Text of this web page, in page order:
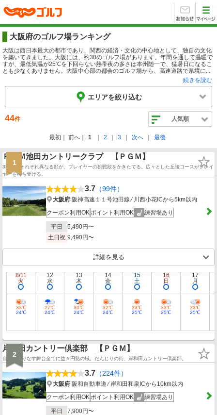
大阪府のゴルフ場ランキング
大阪は西日本最大の都市であり、関西の経済・文化の中心地として、独自の文化
を築いてきました。大阪には、約30のゴルフ場があります。年間を通して温暖で
すが、最低気温が25℃を下回らない熱帯夜の多さは本州随一で、猛暑日になるこ
とも少なくありません。大阪中心部の都会のゴルフ場から、高速道路で県境に...
続きを読む
エリアを絞り込む
44件 人気順
最初 前へ 1 2 3 次へ 最後
1
ＰＧＭ池田カントリークラブ 【ＰＧＭ】
3種類のそれぞれ異なる顔が、プレイヤーの挑戦欲をかきたてる。広々とした丘陵コースがプレイ
ヤーを待ち受ける。
3.7 （99件）
大阪府 阪神高速１１号池田線 ⁄ 川西小花ICから5km以内
クーポン利用OKポイント利用OK 練習場あり
平日
5,490円〜
土日祝 9,490円〜
詳細を見る
8/11
火
33℃
24℃
12
水
27℃
24℃
13
木
30℃
24℃
14
金
32℃
24℃
15
土
33℃
25℃
16
日
33℃
25℃
17
月
33℃
25℃
2
岸和田カントリー倶楽部 【ＰＧＭ】
自然の織りなす舞台全てに益々円熟の域。だんじりの街、岸和田カントリー倶楽部。
3.7 （224件）
大阪府 阪和自動車道 ⁄ 岸和田和泉ICから10km以内
クーポン利用OKポイント利用OK 練習場あり
平日
7,900円〜